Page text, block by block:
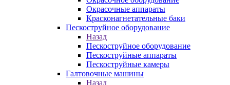
Окрасочные аппараты
Красконагнетательные баки
Пескоструйное оборудование
Назад
Пескоструйное оборудование
Пескоструйные аппараты
Пескоструйные камеры
Галтовочные машины
Назад